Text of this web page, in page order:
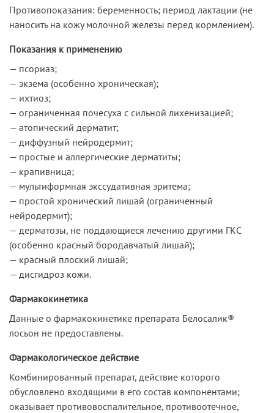
Противопоказания: беременность; период лактации (не
наносить на кожу молочной железы перед кормлением).
Показания к применению
— псориаз;
— экзема (особенно хроническая);
— ихтиоз;
— ограниченная почесуха с сильной лихенизацией;
— атопический дерматит;
— диффузный нейродермит;
— простые и аллергические дерматиты;
— крапивница;
— мультиформная экссудативная эритема;
— простой хронический лишай (ограниченный
нейродермит);
— дерматозы, не поддающиеся лечению другими ГКС
(особенно красный бородавчатый лишай);
— красный плоский лишай;
— дисгидроз кожи.
Фармакокинетика
Данные о фармакокинетике препарата Белосалик®
лосьон не предоставлены.
Фармакологическое действие
Комбинированный препарат, действие которого
обусловлено входящими в его состав компонентами;
оказывает противовоспалительное, противоотечное,